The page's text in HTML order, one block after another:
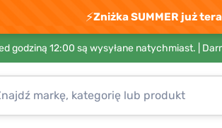
⚡Zniżka SUMMER już
godziną 12:00 są wysyłane natychmiast. |